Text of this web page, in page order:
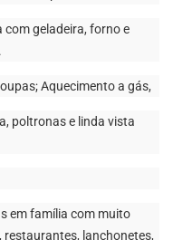
geladeira, forno e
Aquecimento a gás,
poltronas e linda vista
em família com muito
lanchonetes,